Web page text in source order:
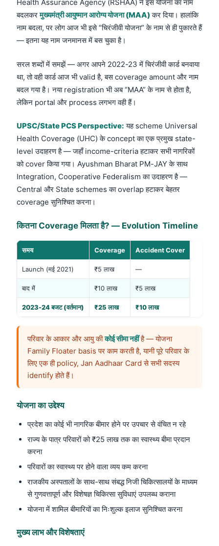
Health Assurance Agency (RSHAA) ने इस योजना का नाम
बदलकरमुख्यमंत्री आयुष्मान आरोग्य योजना (MAA) कर दिया। हालांकि
नाम बदला, पर लोग आज भी इसे “चिरंजीवी योजना” के नाम से ही पुकारते हैं
— इतना यह नाम जनमानस में बस चुका है।
सरल शब्दों में समझें — अगर आपने 2022-23 में चिरंजीवी कार्ड बनवाया
था, तो वही कार्ड आज भी valid है, बस coverage amount और नाम
बदल गया है। नया registration भी अब “MAA” के नाम से होता है,
लेकिन portal और process लगभग वही हैं।
UPSC/State PCS Perspective: यह scheme Universal
Health Coverage (UHC) के concept का एक प्रमुख state-
level उदाहरण है — जहाँ income-criteria हटाकर सभी नागरिकों
को cover किया गया। Ayushman Bharat PM-JAY के साथ
Integration, Cooperative Federalism का उदाहरण है —
Central और State schemes का overlap हटाकर बेहतर
coverage सुनिश्चित करना।
कितना Coverage मिलता है? — Evolution Timeline
समय Coverage Accident Cover
Launch (मई 2021) ₹5 लाख —
बाद में ₹10 लाख ₹5 लाख
2023-24 बजट (वर्तमान) ₹25 लाख ₹10 लाख
परिवार के आकार और आयु कीकोई सीमा नहींहै — योजना
Family Floater basis पर काम करती है, यानी पूरे परिवार के
लिए एक ही policy, Jan Aadhaar Card से सभी सदस्य
identify होते हैं।
योजना का उद्देश्य
प्रदेश का कोई भी नागरिक बीमार होने पर उपचार से वंचित न रहे
राज्य के पात्र परिवारों को ₹25 लाख तक का स्वास्थ्य बीमा प्रदान
करना
परिवारों का स्वास्थ्य पर होने वाला व्यय कम करना
राजकीय अस्पतालों के साथ-साथ संबद्ध निजी चिकित्सालयों के माध्यम
से गुणवत्तापूर्ण और विशेषज्ञ चिकित्सा सुविधाएं उपलब्ध कराना
योजना में शामिल बीमारियों का निःशुल्क इलाज सुनिश्चित करना
मुख्य लाभ और विशेषताएं